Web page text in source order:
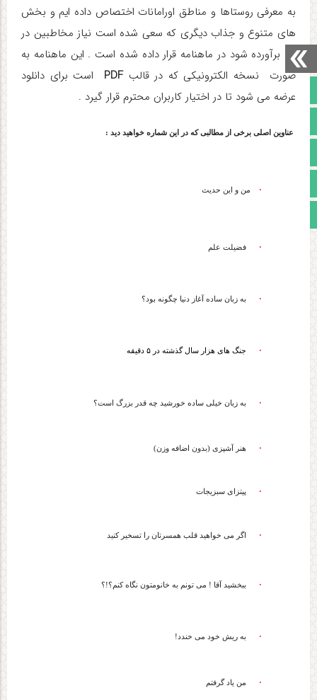
صفحه نخست
به معرفی روستاها و مناطق اورامانات اختصاص داده ایم و بخش
های متنوع و جذاب دیگری که سعی شده است نیاز مخاطبین در
آن برآورده شود در ماهنامه قرار داده شده است . این ماهنامه به
صورت نسخه الکترونیکی که در قالبPDF است برای دانلود
عرضه می شود تا در اختیار کاربران محترم قرار گیرد .
عناوین اصلی برخی از مطالبی که در این شماره خواهید دید :
· من و این حدیث
· فضیلت علم
· به زبان ساده آغاز دنیا چگونه بود؟
· جنگ های هزار سال گذشته در ۵ دقیقه
· به زبان خیلی ساده خورشید چه قدر بزرگ است؟
· هنر آشپزی (بدون اضافه وزن)
· پیتزای سبزیجات
· اگر می خواهید قلب همسرتان را تسخیر کنید
· ببخشید آقا ! می تونم به خانومتون نگاه کنم؟!؟
· به ریش خود می خندد!
· من یاد گرفتم